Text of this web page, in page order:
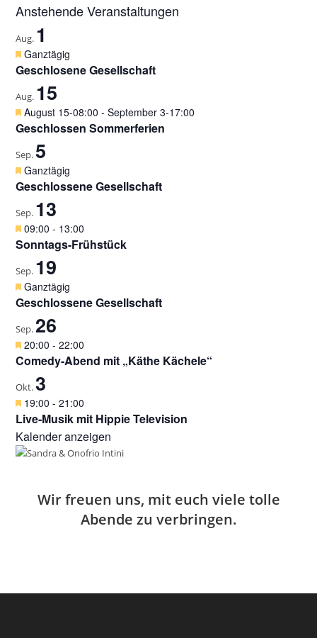
Anstehende Veranstaltungen
Aug. 1
H
e
v
o
r
g
h
o
b
n
Ganztägig
Geschlosene Gesellschaft
Aug. 15
H
e
v
o
r
g
h
o
b
n
August 15-08:00 -September 3-17:00
Geschlossen Sommerferien
Sep.5
H
e
v
o
r
g
h
o
b
n
Ganztägig
Geschlossene Gesellschaft
Sep. 13
H
e
v
o
r
g
h
o
b
n
09:00 - 13:00
Sonntags-Frühstück
Sep. 19
H
e
v
o
r
g
h
o
b
e
n
Ganztägig
Geschlossene Gesellschaft
Sep.26
H
e
v
o
r
g
e
h
20:00 -22:00
Comedy-Abend mit „Käthe Kächele“
Okt. 3
H
e
v
o
19:00 -21:00
Live-Musik mit Hippie Television
Kalender anzeigen
Wir freuen uns, mit euch viele tolle
Abende zu verbringen.